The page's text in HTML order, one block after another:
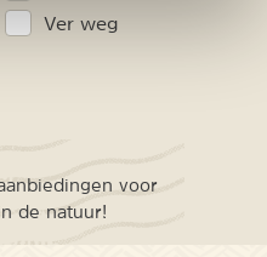
Ver weg
voor
de natuur!